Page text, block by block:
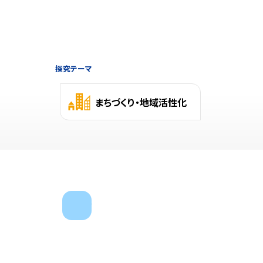
探究テーマ
まちづくり・地域活性化
next